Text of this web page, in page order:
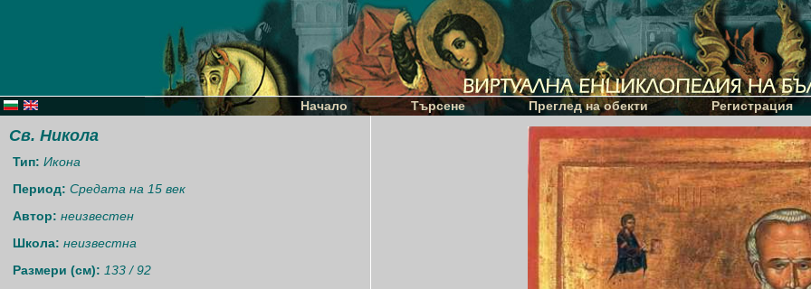
Начало Търсене Преглед на обекти Регистрация
Св. Никола
Тип: Икона
Период: Средата на 15 век
Автор: неизвестен
Школа: неизвестна
Размери (см): 133 / 92